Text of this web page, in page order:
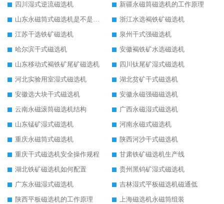
四川湿式逆流磁选机
新疆永磁筒磁选机的工作原理
山东永磁筒式磁选机是不是强磁
浙江水选褐铁矿磁选机
江苏干选铁矿磁选机
泉州干式强磁选机
哈尔滨干式磁选机
安徽褐铁矿水选磁选机
山东移动式褐铁矿尾矿磁选机
四川钛尾矿湿式磁选机
河北实验用室湿式磁选机
湖北贫矿干式磁选机
安徽选大块干式磁选机
安徽永磁强磁磁选机
云南永磁滚筒磁选机结构
广西永磁湿式磁选机
山东锰矿湿式磁选机
河南永磁式磁选机
重庆永磁筒式磁选机
陕西河沙干式磁选机
重庆干式磁选机安全操作规程
甘肃铁矿磁选机生产线
湖北铁矿磁选机如何配置
贵州黑钨矿湿式磁选机
广东永磁湿式磁选机
吉林湿式平板磁选机磁通低
陕西平板磁选机的工作原理
上海磁选机永磁筒组装